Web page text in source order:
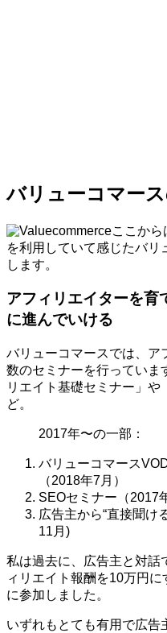
バリューコマー
ここか
を利用していて感じたバリ
します。
アフィリエイターを育
に進んでいける
バリューコマースでは、ア
数のセミナーを行っていま
リエイト基礎セミナー」
ど。
2017年〜の一部：
バリューコマース
（2018年7月）
SEOセミナー（2017
広告主から“直接聞
11月)
私は過去に、広告主と対話
ィリエイト報酬を10万円
に参加しました。
いずれもとても有用で広告